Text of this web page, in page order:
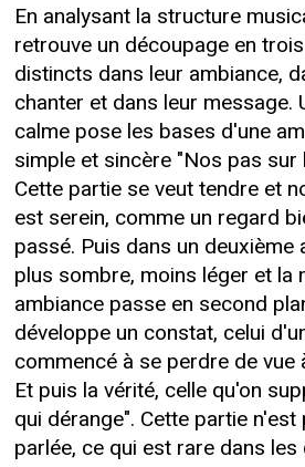
En analysant la structure
retrouve un découpage en
distincts dans leur ambiance,
chanter et dans leur message.
calme pose les bases d'une
simple et sincère "Nos pas sur
Cette partie se veut tendre et
est serein, comme un regard
passé. Puis dans un deuxième
plus sombre, moins léger et la
ambiance passe en second
développe un constat, celui
commencé à se perdre de vue
Et puis la vérité, celle qu'on
qui dérange". Cette partie
parlée, ce qui est rare dans